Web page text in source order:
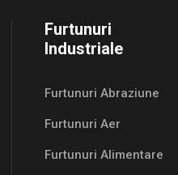
Furtunuri
Industriale
Furtunuri Abraziune
Furtunuri Aer
Furtunuri Alimentare